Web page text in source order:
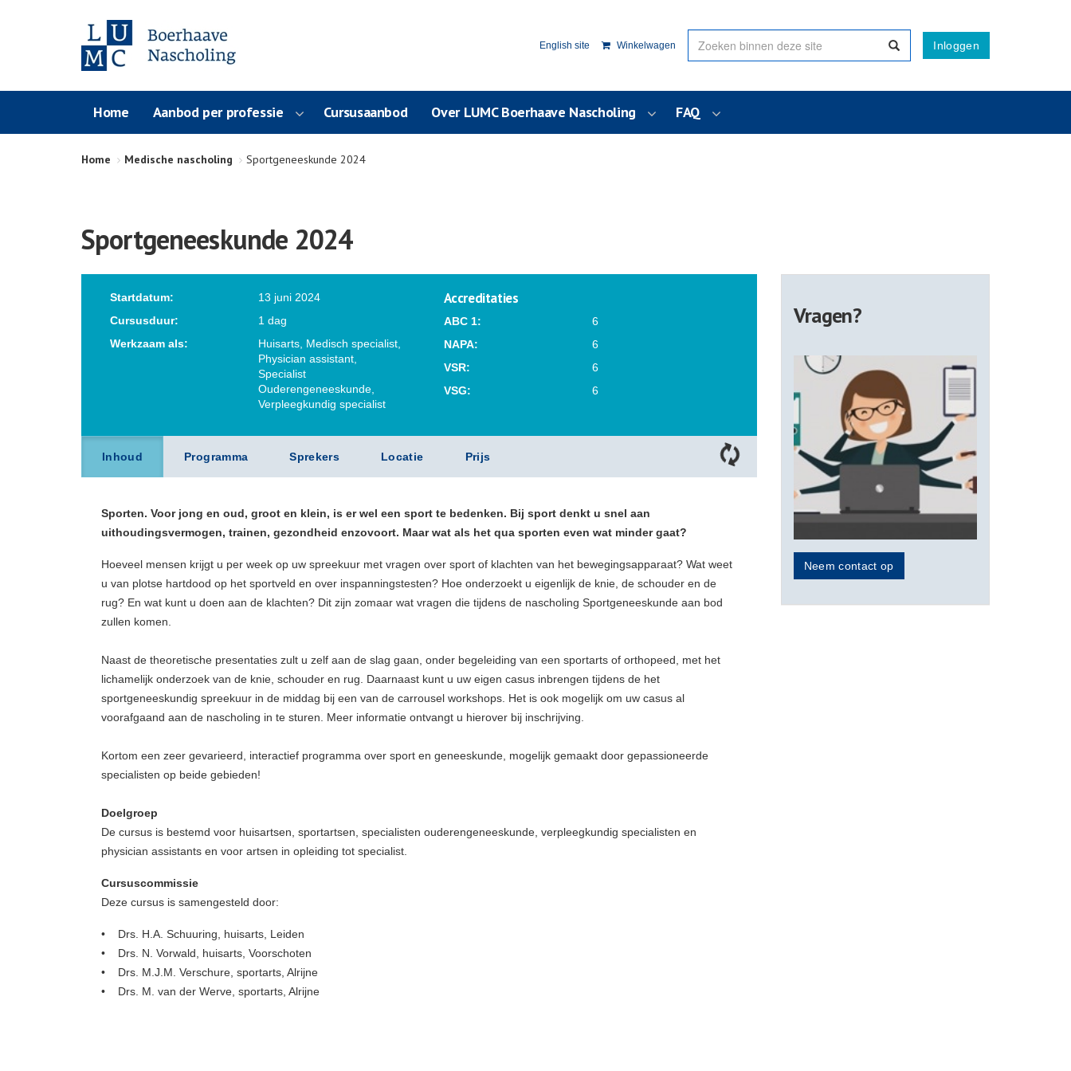
Inloggen
English site Winkelwagen
Home Aanbod per professie Cursusaanbod Over LUMC Boerhaave Nascholing FAQ
Home Medische nascholing Sportgeneeskunde 2024
Sportgeneeskunde 2024
Startdatum:
13 juni 2024
Cursusduur:
1 dag
Werkzaam als:
Huisarts, Medisch specialist,
Physician assistant,
Specialist
Ouderengeneeskunde,
Verpleegkundig specialist
Accreditaties
ABC 1:
6
NAPA:
6
VSR:
6
VSG:
6
Inhoud Programma Sprekers Locatie Prijs
Sporten. Voor jong en oud, groot en klein, is er wel een sport te bedenken. Bij sport denkt u snel aan
uithoudingsvermogen, trainen, gezondheid enzovoort. Maar wat als het qua sporten even wat minder gaat?
Hoeveel mensen krijgt u per week op uw spreekuur met vragen over sport of klachten van het bewegingsapparaat? Wat weet
u van plotse hartdood op het sportveld en over inspanningstesten? Hoe onderzoekt u eigenlijk de knie, de schouder en de
rug? En wat kunt u doen aan de klachten? Dit zijn zomaar wat vragen die tijdens de nascholing Sportgeneeskunde aan bod
zullen komen.
Naast de theoretische presentaties zult u zelf aan de slag gaan, onder begeleiding van een sportarts of orthopeed, met het
lichamelijk onderzoek van de knie, schouder en rug. Daarnaast kunt u uw eigen casus inbrengen tijdens de het
sportgeneeskundig spreekuur in de middag bij een van de carrousel workshops. Het is ook mogelijk om uw casus al
voorafgaand aan de nascholing in te sturen. Meer informatie ontvangt u hierover bij inschrijving.
Kortom een zeer gevarieerd, interactief programma over sport en geneeskunde, mogelijk gemaakt door gepassioneerde
specialisten op beide gebieden!
Doelgroep
De cursus is bestemd voor huisartsen, sportartsen, specialisten ouderengeneeskunde, verpleegkundig specialisten en
physician assistants en voor artsen in opleiding tot specialist.
Cursuscommissie
Deze cursus is samengesteld door:
• Drs. H.A. Schuuring, huisarts, Leiden
• Drs. N. Vorwald, huisarts, Voorschoten
• Drs. M.J.M. Verschure, sportarts, Alrijne
• Drs. M. van der Werve, sportarts, Alrijne
Vragen?
Neem contact op